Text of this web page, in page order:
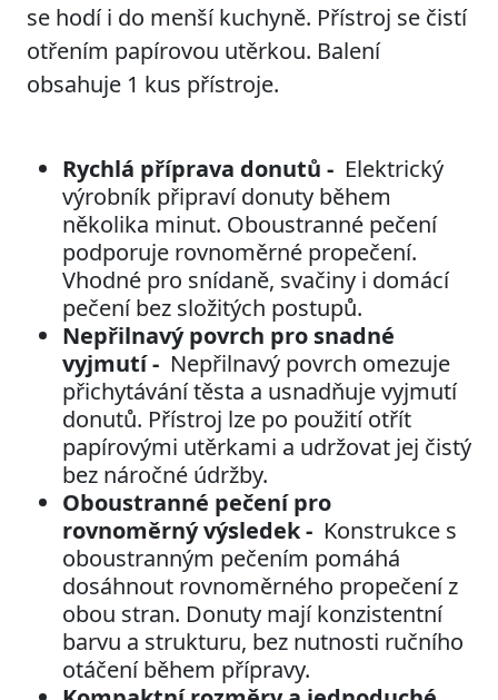
se hodí i do menší kuchyně. Přístroj se čistí
otřením papírovou utěrkou. Balení
obsahuje 1 kus přístroje.
Rychlá příprava donutů - Elektrický
výrobník připraví donuty během
několika minut. Oboustranné pečení
podporuje rovnoměrné propečení.
Vhodné pro snídaně, svačiny i domácí
pečení bez složitých postupů.
Nepřilnavý povrch pro snadné
vyjmutí - Nepřilnavý povrch omezuje
přichytávání těsta a usnadňuje vyjmutí
donutů. Přístroj lze po použití otřít
papírovými utěrkami a udržovat jej čistý
bez náročné údržby.
Oboustranné pečení pro
rovnoměrný výsledek - Konstrukce s
oboustranným pečením pomáhá
dosáhnout rovnoměrného propečení z
obou stran. Donuty mají konzistentní
barvu a strukturu, bez nutnosti ručního
otáčení během přípravy.